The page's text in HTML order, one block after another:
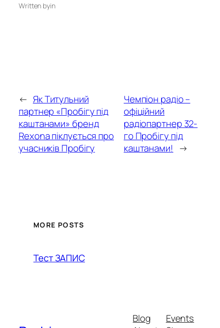
Written byin
← Як Титульний
партнер «Пробігу під
каштанами» бренд
Rexona піклується про
учасників Пробігу
Чемпіон радіо –
офіційний
радіопартнер 32-
го Пробігу під
каштанами! →
MORE POSTS
Тест ЗАПИС
Blog
Events